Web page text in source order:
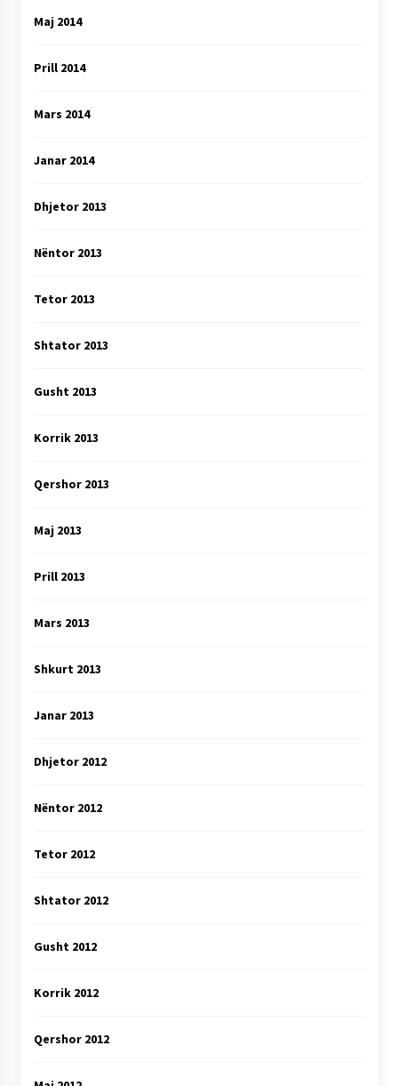
Maj 2014
Prill 2014
Mars 2014
Janar 2014
Dhjetor 2013
Nëntor 2013
Tetor 2013
Shtator 2013
Gusht 2013
Korrik 2013
Qershor 2013
Maj 2013
Prill 2013
Mars 2013
Shkurt 2013
Janar 2013
Dhjetor 2012
Nëntor 2012
Tetor 2012
Shtator 2012
Gusht 2012
Korrik 2012
Qershor 2012